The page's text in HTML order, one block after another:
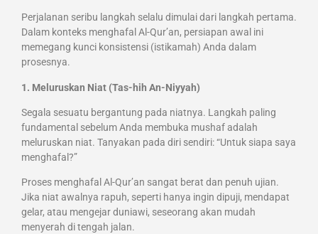
Perjalanan seribu langkah selalu dimulai dari langkah pertama.
Dalam konteks menghafal Al-Qur’an, persiapan awal ini
memegang kunci konsistensi (istikamah) Anda dalam
prosesnya.
1. Meluruskan Niat (Tas-hih An-Niyyah)
Segala sesuatu bergantung pada niatnya. Langkah paling
fundamental sebelum Anda membuka mushaf adalah
meluruskan niat. Tanyakan pada diri sendiri: “Untuk siapa saya
menghafal?”
Proses menghafal Al-Qur’an sangat berat dan penuh ujian.
Jika niat awalnya rapuh, seperti hanya ingin dipuji, mendapat
gelar, atau mengejar duniawi, seseorang akan mudah
menyerah di tengah jalan.